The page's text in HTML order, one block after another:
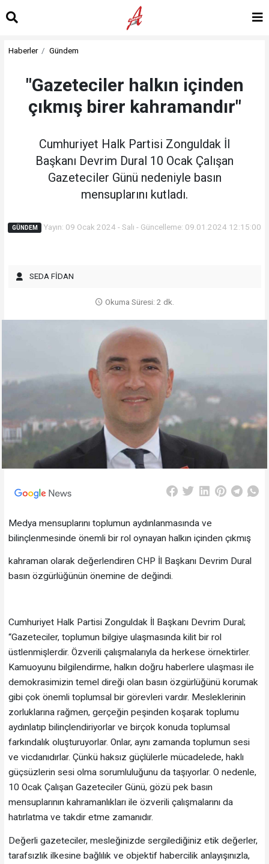
Haberler Gündem
"Gazeteciler halkın içinden
çıkmış birer kahramandır"
Cumhuriyet Halk Partisi Zonguldak İl
Başkanı Devrim Dural 10 Ocak Çalışan
Gazeteciler Günü nedeniyle basın
mensuplarını kutladı.
GÜNDEM Yayın: 09 Ocak 2024 - Salı - Güncelleme: 09.01.2024 12:15:00
SEDA FİDAN
Okuma Süresi: 2 dk.
Medya mensuplarını toplumun aydınlanmasında ve
bilinçlenmesinde önemli bir rol oynayan halkın içinden çıkmış
kahraman olarak değerlendiren CHP İl Başkanı Devrim Dural
basın özgürlüğünün önemine de değindi.
Cumhuriyet Halk Partisi Zonguldak İl Başkanı Devrim Dural;
“Gazeteciler, toplumun bilgiye ulaşmasında kilit bir rol
üstlenmişlerdir. Özverili çalışmalarıyla da herkese örnektirler.
Kamuoyunu bilgilendirme, halkın doğru haberlere ulaşması ile
demokrasimizin temel direği olan basın özgürlüğünü korumak
gibi çok önemli toplumsal bir görevleri vardır. Mesleklerinin
zorluklarına rağmen, gerçeğin peşinden koşarak toplumu
aydınlatıp bilinçlendiriyorlar ve birçok konuda toplumsal
farkındalık oluşturuyorlar. Onlar, aynı zamanda toplumun sesi
ve vicdanıdırlar. Çünkü haksız güçlülerle mücadelede, haklı
güçsüzlerin sesi olma sorumluluğunu da taşıyorlar. O nedenle,
10 Ocak Çalışan Gazeteciler Günü, gözü pek basın
mensuplarının kahramanlıkları ile özverili çalışmalarını da
hatırlatma ve takdir etme zamanıdır.
Değerli gazeteciler, mesleğinizde sergilediğiniz etik değerler,
tarafsızlık ilkesine bağlılık ve objektif habercilik anlayışınızla,